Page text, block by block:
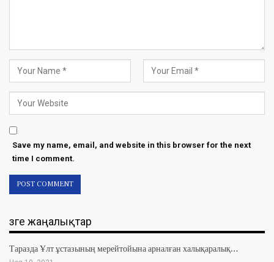
Save my name, email, and website in this browser for the next
time I comment.
Өзге жаңалықтар
Таразда Ұлт ұстазының мерейтойына арналған халықаралық…